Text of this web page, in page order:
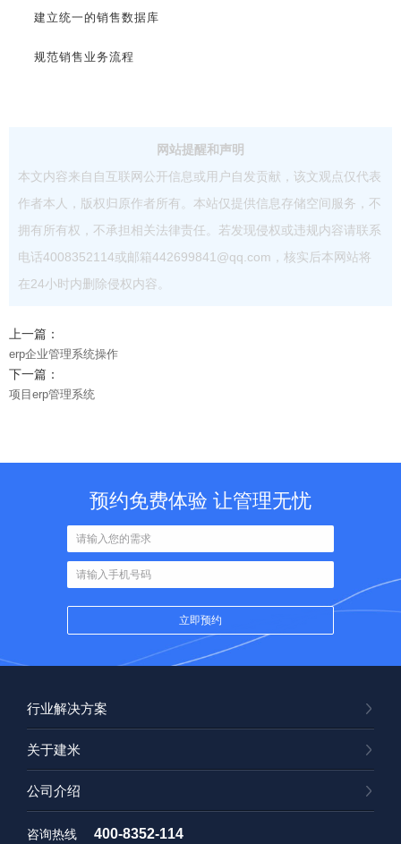
建立统一的销售数据库
规范销售业务流程
网站提醒和声明
本文内容来自自互联网公开信息或用户自发贡献，该文观点仅代表
作者本人，版权归原作者所有。本站仅提供信息存储空间服务，不
拥有所有权，不承担相关法律责任。若发现侵权或违规内容请联系
电话4008352114或邮箱442699841@qq.com，核实后本网站将
在24小时内删除侵权内容。
上一篇：
erp企业管理系统操作
下一篇：
项目erp管理系统
预约免费体验 让管理无忧
行业解决方案
关于建米
公司介绍
咨询热线 400-8352-114